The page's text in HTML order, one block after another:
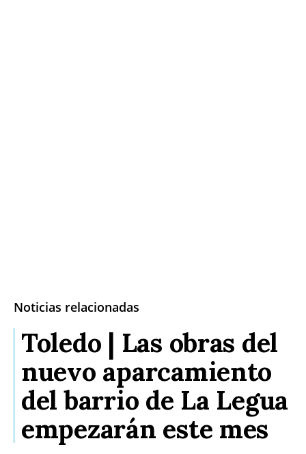
Noticias relacionadas
Toledo | Las obras del
nuevo aparcamiento
del barrio de La Legua
empezarán este mes